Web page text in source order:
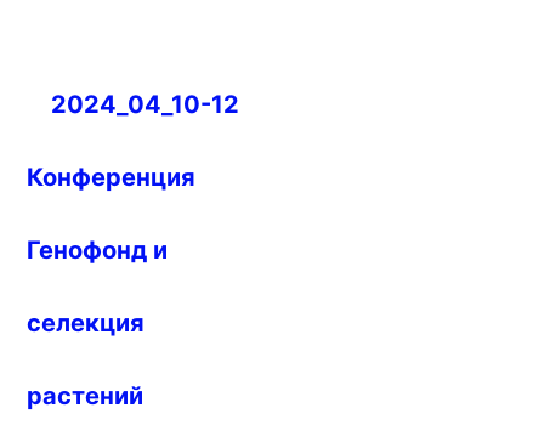
Навигация
записям
2024_04_10-12
Конференция
Генофонд и
селекция
растений